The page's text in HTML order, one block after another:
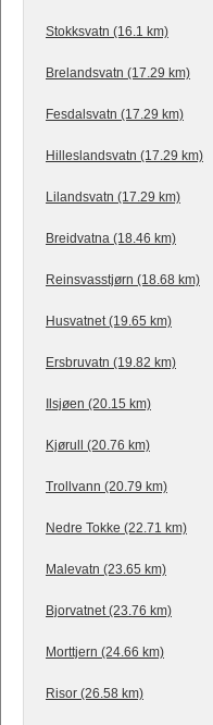
Stokksvatn (16.1 km)
Brelandsvatn (17.29 km)
Fesdalsvatn (17.29 km)
Hilleslandsvatn (17.29 km)
Lilandsvatn (17.29 km)
Breidvatna (18.46 km)
Reinsvasstjørn (18.68 km)
Husvatnet (19.65 km)
Ersbruvatn (19.82 km)
Ilsjøen (20.15 km)
Kjørull (20.76 km)
Trollvann (20.79 km)
Nedre Tokke (22.71 km)
Malevatn (23.65 km)
Bjorvatnet (23.76 km)
Morttjern (24.66 km)
Risor (26.58 km)